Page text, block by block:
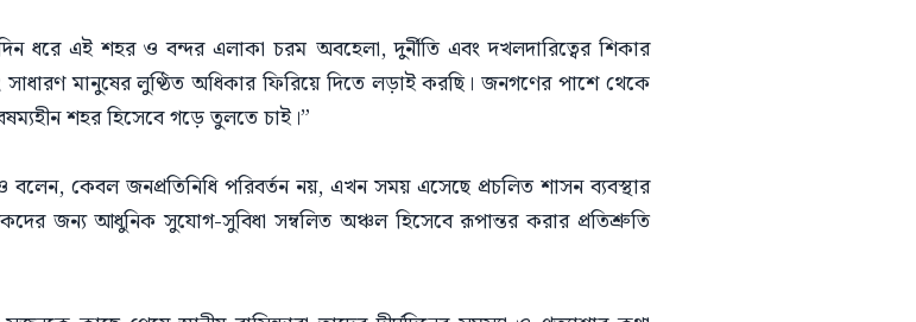
ধরে এই শহর ও বন্দর এলাকা চরম অবহেলা, দুর্নীতি এবং দখলদারিত্বের শিকার
মানুষের লুণ্ঠিত অধিকার ফিরিয়ে দিতে লড়াই করছি। জনগণের পাশে থেকে
শহর হিসেবে গড়ে তুলতে চাই।”
বলেন, কেবল জনপ্রতিনিধি পরিবর্তন নয়, এখন সময় এসেছে প্রচলিত শাসন ব্যবস্থার
জন্য আধুনিক সুযোগ-সুবিধা সম্বলিত অঞ্চল হিসেবে রূপান্তর করার প্রতিশ্রুতি